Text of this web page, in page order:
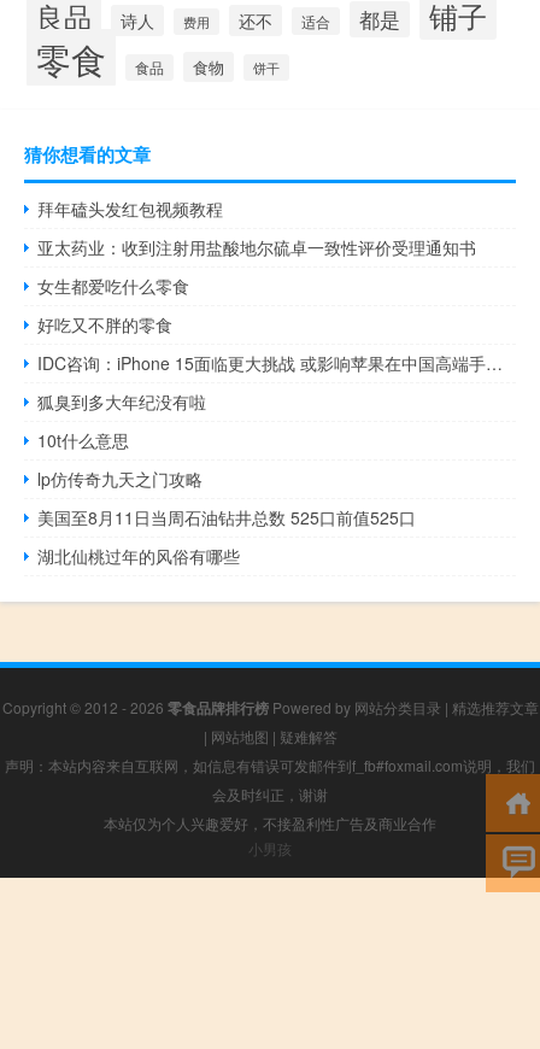
良品 诗人 费用 还不 适合 都是 铺子
零食 食品 食物 饼干
猜你想看的文章
拜年磕头发红包视频教程
亚太药业：收到注射用盐酸地尔硫卓一致性评价受理通知书
女生都爱吃什么零食
好吃又不胖的零食
IDC咨询：iPhone 15面临更大挑战 或影响苹果在中国高端手机市场份额
狐臭到多大年纪没有啦
10t什么意思
lp仿传奇九天之门攻略
美国至8月11日当周石油钻井总数 525口前值525口
湖北仙桃过年的风俗有哪些
Copyright © 2012 - 2026 零食品牌排行榜Powered by 网站分类目录 | 精选推荐文章
| 网站地图 | 疑难解答
声明：本站内容来自互联网，如信息有错误可发邮件到f_fb#foxmail.com说明，我们
会及时纠正，谢谢
本站仅为个人兴趣爱好，不接盈利性广告及商业合作
小男孩